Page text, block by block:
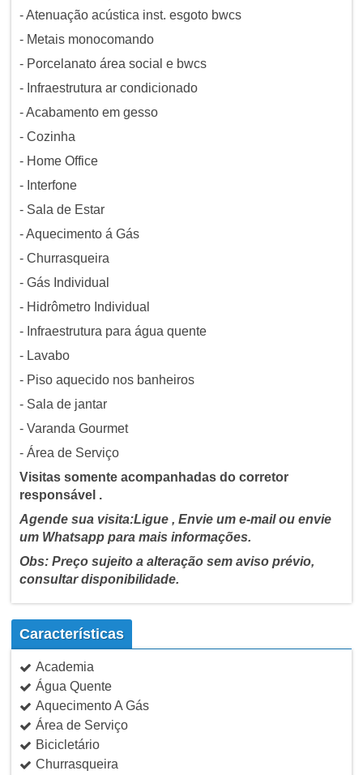
- Atenuação acústica inst. esgoto bwcs
- Metais monocomando
- Porcelanato área social e bwcs
- Infraestrutura ar condicionado
- Acabamento em gesso
- Cozinha
- Home Office
- Interfone
- Sala de Estar
- Aquecimento á Gás
- Churrasqueira
- Gás Individual
- Hidrômetro Individual
- Infraestrutura para água quente
- Lavabo
- Piso aquecido nos banheiros
- Sala de jantar
- Varanda Gourmet
- Área de Serviço
Visitas somente acompanhadas do corretor
responsável .
Agende sua visita:Ligue , Envie um e-mail ou envie
um Whatsapp para mais informações.
Obs: Preço sujeito a alteração sem aviso prévio,
consultar disponibilidade.
Características
Academia
Água Quente
Aquecimento A Gás
Área de Serviço
Bicicletário
Churrasqueira